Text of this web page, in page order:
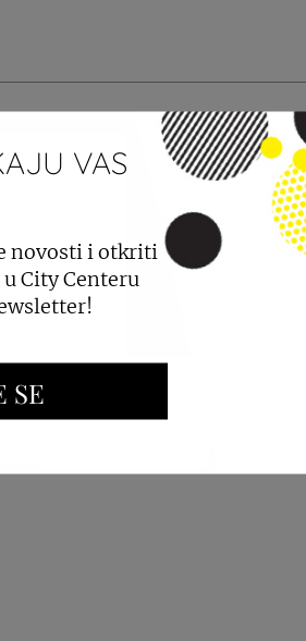
City Centera one.
OGLAŠAVANJE I PROMOCIJE
VAS
novosti i otkriti
City Centeru
SE